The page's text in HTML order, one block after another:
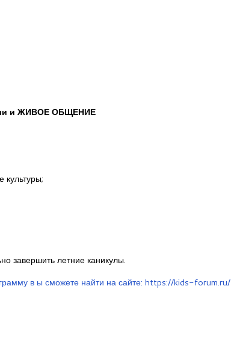
и ЖИВОЕ ОБЩЕНИЕ
завершить летние каникулы.
в ы сможете найти на сайте: https://kids-forum.ru/